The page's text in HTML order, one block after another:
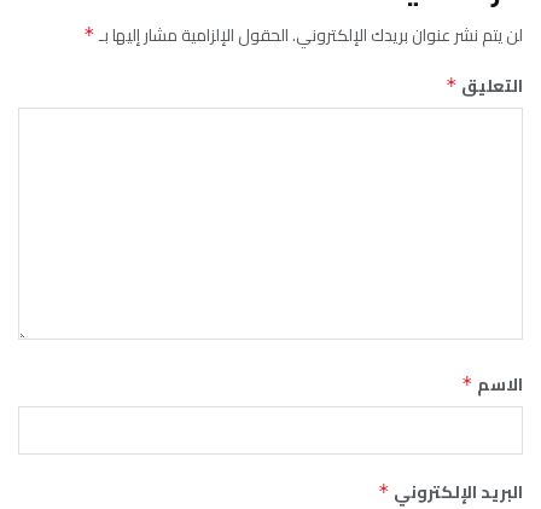
لن يتم نشر عنوان بريدك الإلكتروني.الحقول الإلزامية مشار إليها بـ*
التعليق *
الاسم *
البريد الإلكتروني *